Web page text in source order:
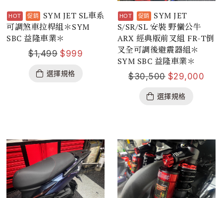
SYM JET SL車系
可調煞車拉桿組＊SYM
SBC 益隆車業＊
$1,499 $999
選擇規格
SYM JET
S/SR/SL 安裝 野蠻公牛
ARX 經典版前叉組 FR-T倒
叉全可調後避震器組＊
SYM SBC 益隆車業＊
$30,500 $29,000
選擇規格